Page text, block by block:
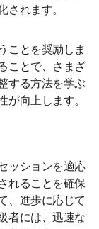
れます。
ことを奨励しま
ことで、さまざ
する方法を学ぶ
向上します。
ッションを適応
れることを確保
、進歩に応じて
者には、迅速な